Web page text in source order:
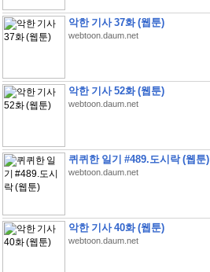
악한 기사 37화 (웹툰)
webtoon.daum.net
악한 기사 52화 (웹툰)
webtoon.daum.net
퀴퀴한 일기 #489.도시락 (웹툰)
webtoon.daum.net
악한 기사 40화 (웹툰)
webtoon.daum.net